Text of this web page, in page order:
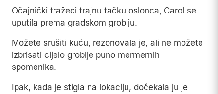
Očajnički tražeći trajnu tačku oslonca, Carol se
uputila prema gradskom groblju.
Možete srušiti kuću, rezonovala je, ali ne možete
izbrisati cijelo groblje puno mermernih
spomenika.
Ipak, kada je stigla na lokaciju, dočekala ju je